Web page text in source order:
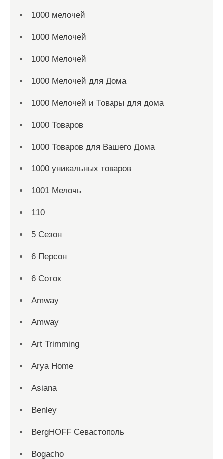
1000 мелочей
1000 Мелочей
1000 Мелочей
1000 Мелочей для Дома
1000 Мелочей и Товары для дома
1000 Товаров
1000 Товаров для Вашего Дома
1000 уникальных товаров
1001 Мелочь
110
5 Сезон
6 Персон
6 Соток
Amway
Amway
Art Trimming
Arya Home
Asiana
Benley
BergHOFF Севастополь
Bogacho